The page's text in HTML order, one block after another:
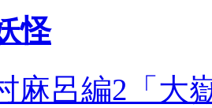
怪
麻呂編2「大